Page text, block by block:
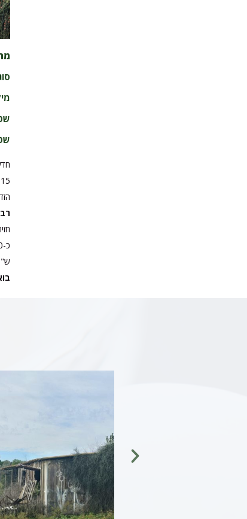
15 דונם ברצף
כ-500 מ"ר פל"ח, זכויות בנייה ל-4 בתים, זכות ל2 פיצולים,